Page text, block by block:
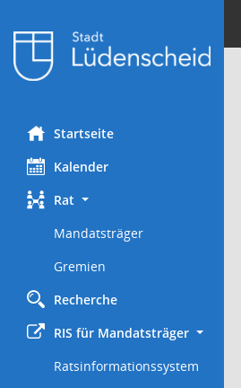
Startseite
Kalender
Rat
Mandatsträger
Gremien
Recherche
RIS für Mandatsträger
Ratsinformationssystem